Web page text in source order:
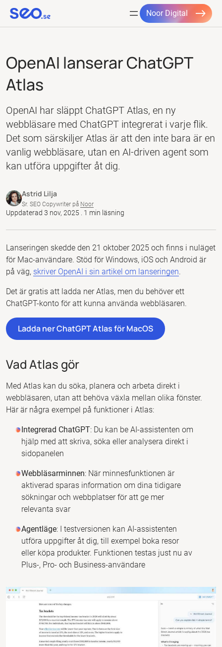
innehåll
Noor Digital
OpenAI lanserar ChatGPT
Atlas
OpenAI har släppt ChatGPT Atlas, en ny
webbläsare med ChatGPT integrerat i varje flik.
Det som särskiljer Atlas är att den inte bara är en
vanlig webbläsare, utan en AI-driven agent som
kan utföra uppgifter åt dig.
Astrid Lilja
Sr. SEO Copywriter på Noor
Uppdaterad 3 nov, 2025 . 1 min läsning
Lanseringen skedde den 21 oktober 2025 och finns i nuläget
för Mac-användare. Stöd för Windows, iOS och Android är
på väg, skriver OpenAI i sin artikel om lanseringen.
Det är gratis att ladda ner Atlas, men du behöver ett
ChatGPT-konto för att kunna använda webbläsaren.
Ladda ner ChatGPT Atlas för MacOS
Vad Atlas gör
Med Atlas kan du söka, planera och arbeta direkt i
webbläsaren, utan att behöva växla mellan olika fönster.
Här är några exempel på funktioner i Atlas:
Integrerad ChatGPT: Du kan be AI-assistenten om
hjälp med att skriva, söka eller analysera direkt i
sidopanelen
Webbläsarminnen: När minnesfunktionen är
aktiverad sparas information om dina tidigare
sökningar och webbplatser för att ge mer
relevanta svar
Agentläge: I testversionen kan AI-assistenten
utföra uppgifter åt dig, till exempel boka resor
eller köpa produkter. Funktionen testas just nu av
Plus-, Pro- och Business-användare